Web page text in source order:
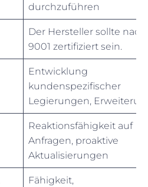
durchzuführen
Der Hersteller sollte nach
9001 zertifiziert sein.
Entwicklung
kundenspezifischer
Legierungen,
Reaktionsfähigkeit auf
Anfragen, proaktive
Aktualisierungen
Fähigkeit,